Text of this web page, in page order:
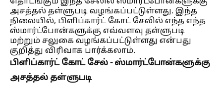
அசத்தல் தள்ளுபடி வழங்கப்பட்டுள்ளது. இந்த
நிலையில், பிளிப்கார்ட் கோட் சேலில் எந்த எந்த
ஸ்மார்ட்போன்களுக்கு எவ்வளவு தள்ளுபடி
மற்றும் சலுகை வழங்கப்பட்டுள்ளது என்பது
குறித்து விரிவாக பார்க்கலாம்.
பிளிப்கார்ட் கோட் சேல் - ஸ்மார்ட்போன்களுக்கு
அசத்தல் தள்ளுபடி